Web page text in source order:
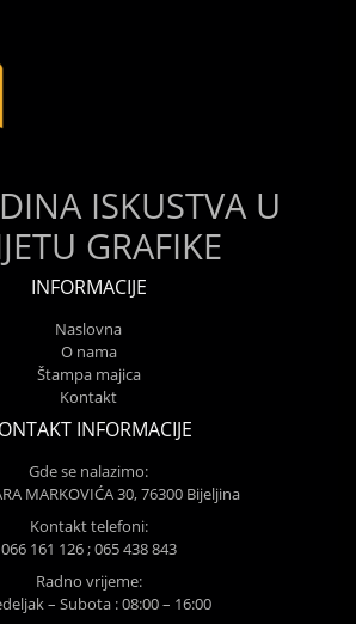
ISKUSTVA U
GRAFIKE
INFORMACIJE
Naslovna
O nama
Štampa majica
Kontakt
INFORMACIJE
Gde se nalazimo:
MARKOVIĆA 30, 76300 Bijeljina
Kontakt telefoni:
066 161 126 ; 065 438 843
Radno vrijeme:
– Subota : 08:00 – 16:00